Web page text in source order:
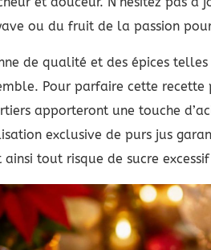
ou du fruit de la passion
de qualité et des épices
Pour parfaire cette
apporteront une touche
exclusive de purs jus
tout risque de sucre